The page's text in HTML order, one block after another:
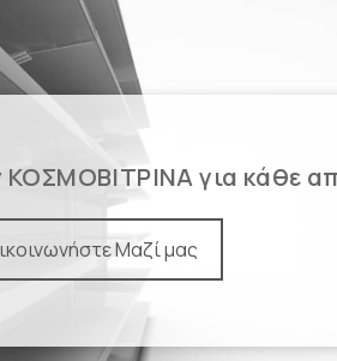
ΚΟΣΜΟΒΙΤΡΙΝΑ για κάθε
Μαζί μας